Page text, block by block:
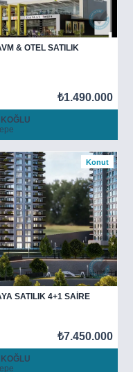
& OTEL SATILIK
₺1.490.000
Konut
SATILIK 4+1 SAİRE
₺7.450.000